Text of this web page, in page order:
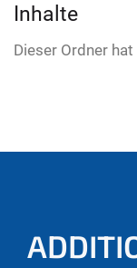
Inhalte
Dieser Ordner